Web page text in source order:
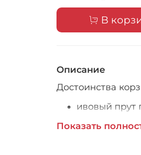
В
Описание
Достоинства
ивовый прут
изготовлены
Показать